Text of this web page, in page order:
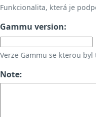
Funkcionalita, která je
Gammu version:
Verze Gammu se kterou
Note: